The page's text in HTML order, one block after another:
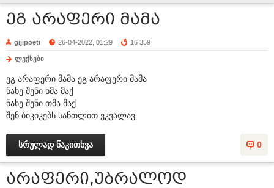
ეგ არაფერი მამა
gijipoeti 26-04-2022, 01:29 16 359
ლექსები
ეგ არაფერი მამა ეგ არაფერი მამა
ნახე შენი ხმა მაქ
ნახე შენი თმა მაქ
შენ ბიკიკებს სანთლით ვკვალავ
0
სრულად წაკითხვა
არაფერი,უბრალოდ